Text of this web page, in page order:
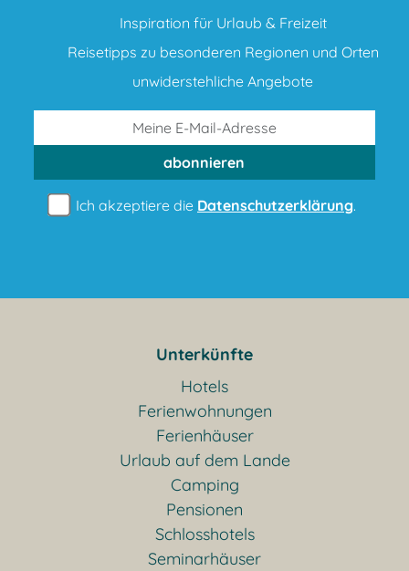
Inspiration für Urlaub & Freizeit
Reisetipps zu besonderen Regionen und Orten
unwiderstehliche Angebote
abonnieren
Ich akzeptiere die Datenschutzerklärung.
Unterkünfte
Hotels
Ferienwohnungen
Ferienhäuser
Urlaub auf dem Lande
Camping
Pensionen
Schlosshotels
Seminarhäuser